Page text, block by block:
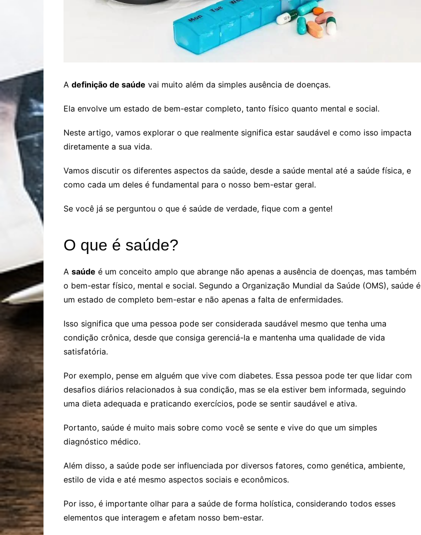
A definição de saúde vai muito além da simples ausência de doenças.
Ela envolve um estado de bem-estar completo, tanto físico quanto mental e social.
Neste artigo, vamos explorar o que realmente significa estar saudável e como isso impacta
diretamente a sua vida.
Vamos discutir os diferentes aspectos da saúde, desde a saúde mental até a saúde física, e
como cada um deles é fundamental para o nosso bem-estar geral.
Se você já se perguntou o que é saúde de verdade, fique com a gente!
O que é saúde?
A saúde é um conceito amplo que abrange não apenas a ausência de doenças, mas também
o bem-estar físico, mental e social. Segundo a Organização Mundial da Saúde (OMS), saúde é
um estado de completo bem-estar e não apenas a falta de enfermidades.
Isso significa que uma pessoa pode ser considerada saudável mesmo que tenha uma
condição crônica, desde que consiga gerenciá-la e mantenha uma qualidade de vida
satisfatória.
Por exemplo, pense em alguém que vive com diabetes. Essa pessoa pode ter que lidar com
desafios diários relacionados à sua condição, mas se ela estiver bem informada, seguindo
uma dieta adequada e praticando exercícios, pode se sentir saudável e ativa.
Portanto, saúde é muito mais sobre como você se sente e vive do que um simples
diagnóstico médico.
Além disso, a saúde pode ser influenciada por diversos fatores, como genética, ambiente,
estilo de vida e até mesmo aspectos sociais e econômicos.
Por isso, é importante olhar para a saúde de forma holística, considerando todos esses
elementos que interagem e afetam nosso bem-estar.